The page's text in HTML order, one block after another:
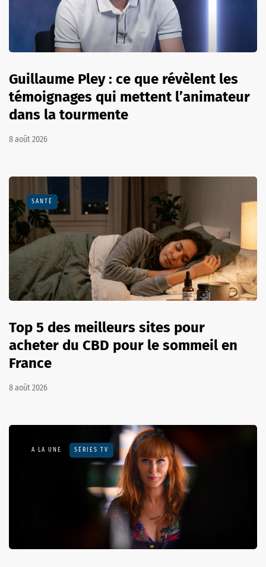
Guillaume Pley : ce que révèlent les
témoignages qui mettent l’animateur
dans la tourmente
8 août 2026
SANTÉ
Top 5 des meilleurs sites pour
acheter du CBD pour le sommeil en
France
8 août 2026
A LA UNE SÉRIES TV